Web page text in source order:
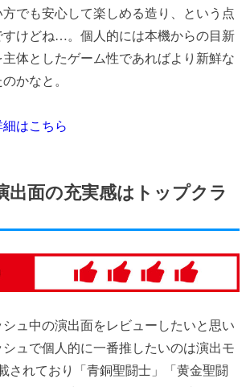
でも安心して楽しめる造り、という点
すけどね…。個人的には本機からの目新
主体としたゲーム性であればより新鮮な
かなと。
細はこちら
出面の充実感はトップクラ
ュ中の演出面をレビューしたいと思い
シュで個人的に一番推したいのは演出モ
されており「青銅聖闘士」「黄金聖闘